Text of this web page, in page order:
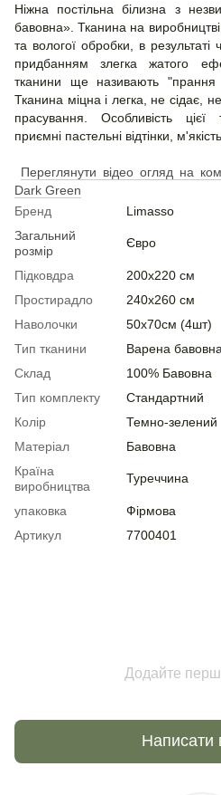
Ніжна постільна білизна з
бавовна». Тканина на виробництві
та вологої обробки, в результаті
придбанням злегка жатого
тканини ще називають
Тканина міцна і легка, не сідає,
прасування. Особливість цієї
приємні пастельні відтінки, м'якість.
Переглянути відео огляд на
Dark Green
Бренд
Limasso
Загальний
розмір
Євро
Підковдра
200х220 см
Простирадло
240х260 см
Наволочки
50х70см (4шт)
Тип тканини
Варена бавовна
Склад
100% Бавовна
Тип комплекту
Стандартний
Колір
Темно-зелений
Матеріал
Бавовна
Країна
виробництва
Туреччина
упаковка
Фірмова
Артикул
7700401
Додайте
Написати